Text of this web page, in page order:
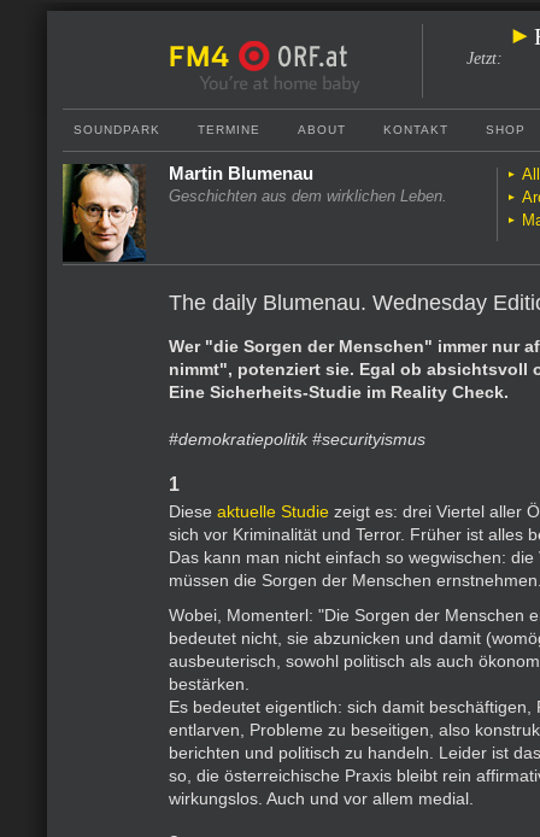
Jetzt:
SOUNDPARK TERMINE ABOUT KONTAKT SHOP
Martin Blumenau
Geschichten aus dem wirklichen Leben.
The daily Blumenau. Wednesday
Wer "die Sorgen der Menschen" immer nur
nimmt", potenziert sie. Egal ob absichtsvoll
Eine Sicherheits-Studie im Reality Check.
#demokratiepolitik #securityismus
1
Diese aktuelle Studie zeigt es: drei Viertel aller
sich vor Kriminalität und Terror. Früher ist alles
Das kann man nicht einfach so wegwischen: die
müssen die Sorgen der Menschen
Wobei, Momenterl: "Die Sorgen der Menschen
bedeutet nicht, sie abzunicken und damit
ausbeuterisch, sowohl politisch als auch
bestärken.
Es bedeutet eigentlich: sich damit beschäftigen,
entlarven, Probleme zu beseitigen, also
berichten und politisch zu handeln. Leider ist
so, die österreichische Praxis bleibt rein
wirkungslos. Auch und vor allem medial.